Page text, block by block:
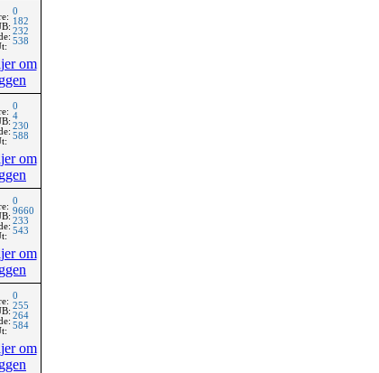
0
182
232
538
om
0
4
230
588
om
0
9660
233
543
om
0
255
264
584
om